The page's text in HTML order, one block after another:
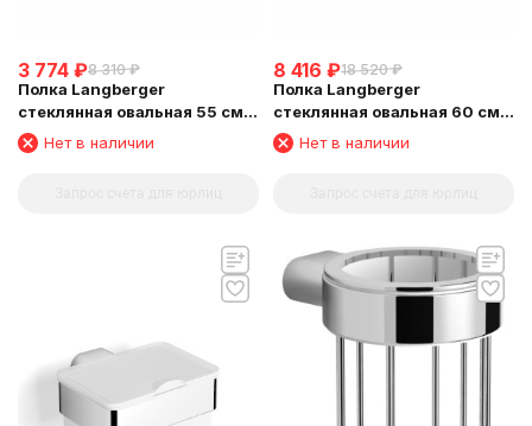
3 774 ₽8 310 ₽
Полка Langberger
стеклянная овальная 55 см
24051HНет в наличии
8 416 ₽18 520 ₽
Полка Langberger
стеклянная овальная 60 см
24051CНет в наличии